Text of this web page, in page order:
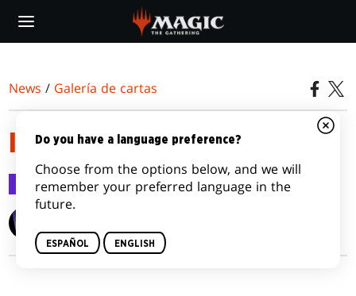
main
News / Galería de cartas
IXALAN
Galería de cartas 15 sep 2017
Do you have a language preference?
Choose from the options below, and we will
remember your preferred language in the
future.
ESPAÑOL ENGLISH